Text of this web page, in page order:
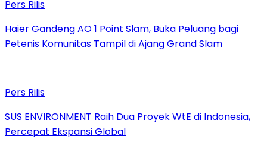
Pers Rilis
Haier Gandeng AO 1 Point Slam, Buka Peluang bagi
Petenis Komunitas Tampil di Ajang Grand Slam
Pers Rilis
SUS ENVIRONMENT Raih Dua Proyek WtE di Indonesia,
Percepat Ekspansi Global